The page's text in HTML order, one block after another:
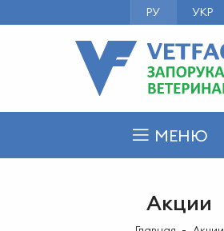
РУ УКР
МЕНЮ
Акции